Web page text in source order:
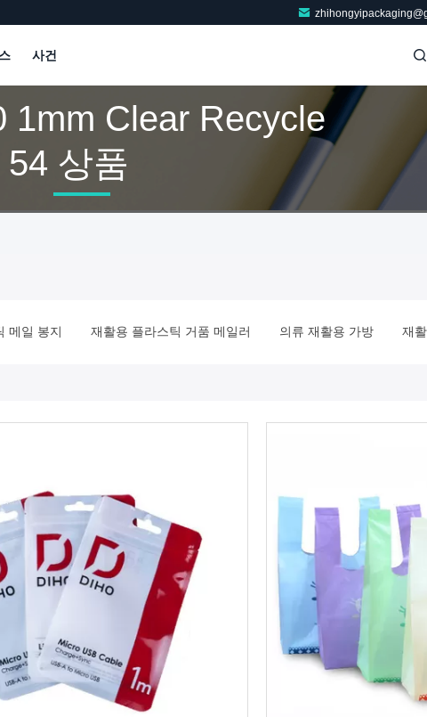
사건
Clear Recycle
상품
메일 봉지 재활용 플라스틱 거품 메일러 의류 재활용 가방 재